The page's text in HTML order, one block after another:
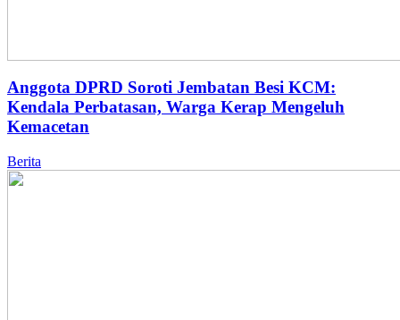
Anggota DPRD Soroti Jembatan Besi KCM:
Kendala Perbatasan, Warga Kerap Mengeluh
Kemacetan
Berita